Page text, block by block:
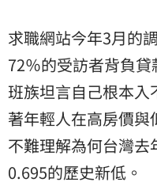
求職網站今年3月的
72％的受訪者背負
班族坦言自己根本入
著年輕人在高房價
不難理解為何台灣
0.695的歷史新低。